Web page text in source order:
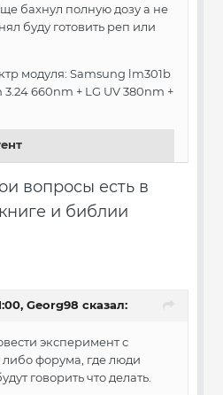
бахнул полную дозу а не
буду готовить реп или
модуля: Samsung lm301b
660nm + LG UV 380nm +
вопросы есть в
и библии
Georg98 сказал:
эксперимент с
форума, где люди
говорить что делать.